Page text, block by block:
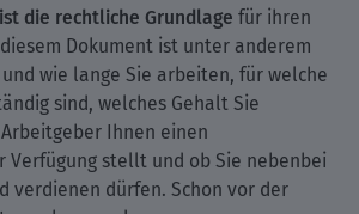
die rechtliche Grundlage für ihren
Dokument ist unter anderem
wie lange Sie arbeiten, für welche
sind, welches Gehalt Sie
Ihnen einen
Verfügung stellt und ob Sie nebenbei
verdienen dürfen. Schon vor der